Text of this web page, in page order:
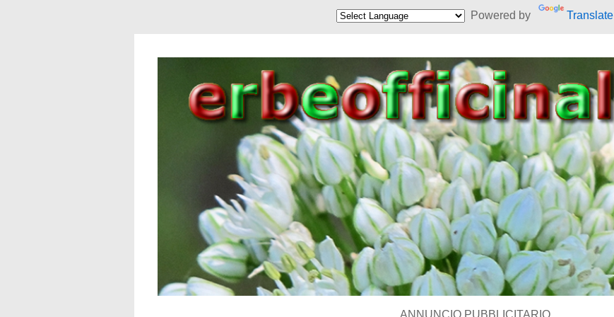
Powered by Translate
ANNUNCIO PUBBLICITARIO